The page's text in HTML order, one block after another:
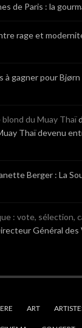
de Paris : la
rage et
à gagner pour
blond du Muay Thaï
Thaï devenu
Berger : La
: vote, sélection,
Général des
ART